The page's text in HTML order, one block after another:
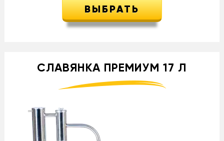
ВЫБРАТЬ
СЛАВЯНКА ПРЕМИУМ 17 Л